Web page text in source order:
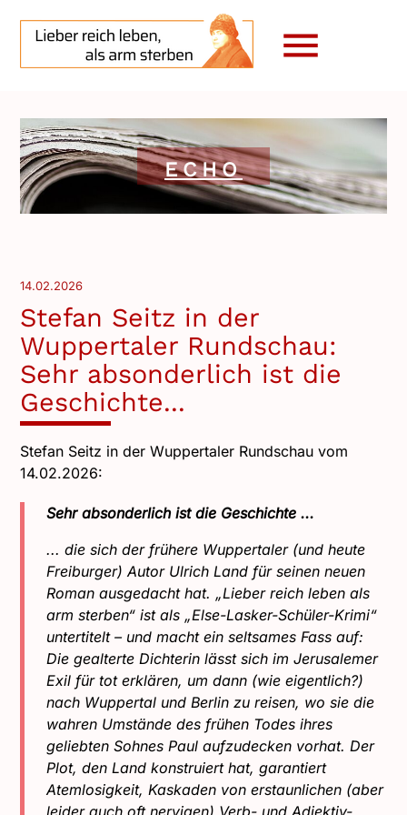
menu
ECHO
14.02.2026
Stefan Seitz in der
Wuppertaler Rundschau:
Sehr absonderlich ist die
Geschichte...
Stefan Seitz in der Wuppertaler Rundschau vom
14.02.2026:
Sehr absonderlich ist die Geschichte ...
... die sich der frühere Wuppertaler (und heute
Freiburger) Autor Ulrich Land für seinen neuen
Roman ausgedacht hat. „Lieber reich leben als
arm sterben“ ist als „Else-Lasker-Schüler-Krimi“
untertitelt – und macht ein seltsames Fass auf:
Die gealterte Dichterin lässt sich im Jerusalemer
Exil für tot erklären, um dann (wie eigentlich?)
nach Wuppertal und Berlin zu reisen, wo sie die
wahren Umstände des frühen Todes ihres
geliebten Sohnes Paul aufzudecken vorhat. Der
Plot, den Land konstruiert hat, garantiert
Atemlosigkeit, Kaskaden von erstaunlichen (aber